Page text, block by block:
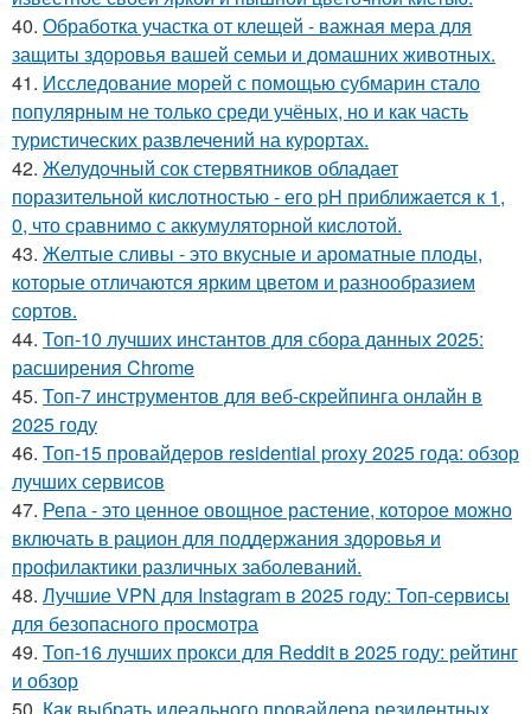
40. Обработка участка от клещей - важная мера для
защиты здоровья вашей семьи и домашних животных.
41. Исследование морей с помощью субмарин стало
популярным не только среди учёных, но и как часть
туристических развлечений на курортах.
42. Желудочный сок стервятников обладает
поразительной кислотностью - его pH приближается к 1,
0, что сравнимо с аккумуляторной кислотой.
43. Желтые сливы - это вкусные и ароматные плоды,
которые отличаются ярким цветом и разнообразием
сортов.
44. Топ-10 лучших инстантов для сбора данных 2025:
расширения Chrome
45. Топ-7 инструментов для веб-скрейпинга онлайн в
2025 году
46. Топ-15 провайдеров residential proxy 2025 года: обзор
лучших сервисов
47. Репа - это ценное овощное растение, которое можно
включать в рацион для поддержания здоровья и
профилактики различных заболеваний.
48. Лучшие VPN для Instagram в 2025 году: Топ-сервисы
для безопасного просмотра
49. Топ-16 лучших прокси для Reddit в 2025 году: рейтинг
и обзор